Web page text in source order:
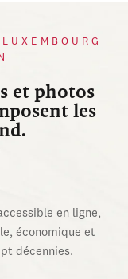
et photos
les
en ligne,
économique et
décennies.